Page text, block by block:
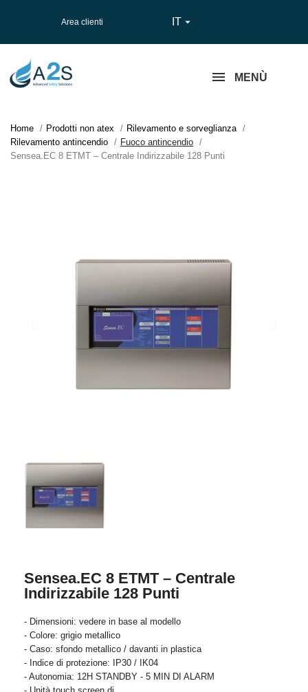
Area clienti IT 
MENÙ
Home Prodotti non atex
Rilevamento e sorveglianza
Rilevamento antincendio
Fuoco antincendio
Sensea.EC 8 ETMT – Centrale Indirizzabile 128 Punti
Sensea.EC 8 ETMT – Centrale
Indirizzabile 128 Punti
- Dimensioni: vedere in base al modello
- Colore: grigio metallico
- Caso: sfondo metallico / davanti in plastica
- Indice di protezione: IP30 / IK04
- Autonomia: 12H STANDBY - 5 MIN DI ALARM